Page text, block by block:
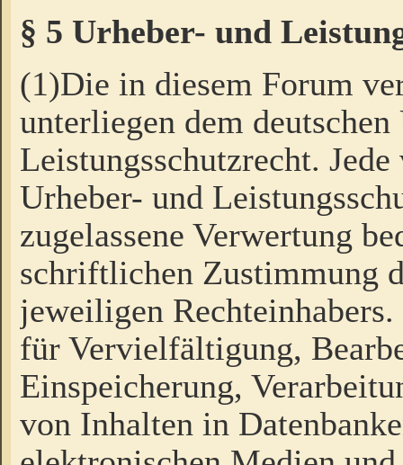
§ 5 Urheber- und
(1)Die in diesem Forum
unterliegen dem
Leistungsschutzrecht.
Urheber- und
zugelassene Verwertung
schriftlichen Zustimmung
jeweiligen
für Vervielfältigung,
Einspeicherung,
von Inhalten in